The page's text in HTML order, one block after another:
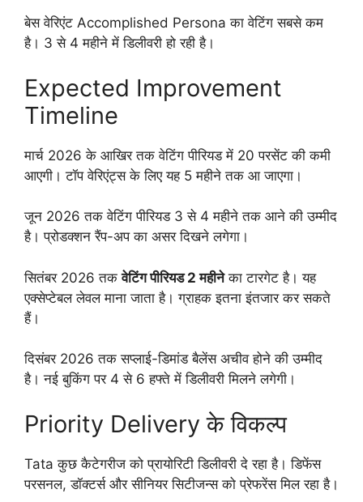
बेस वेरिएंट Accomplished Persona का वेटिंग सबसे कम
है। 3 से 4 महीने में डिलीवरी हो रही है।
Expected Improvement
Timeline
मार्च 2026 के आखिर तक वेटिंग पीरियड में 20 परसेंट की कमी
आएगी। टॉप वेरिएंट्स के लिए यह 5 महीने तक आ जाएगा।
जून 2026 तक वेटिंग पीरियड 3 से 4 महीने तक आने की उम्मीद
है। प्रोडक्शन रैंप-अप का असर दिखने लगेगा।
सितंबर 2026 तकवेटिंग पीरियड 2 महीनेका टारगेट है। यह
एक्सेप्टेबल लेवल माना जाता है। ग्राहक इतना इंतजार कर सकते
हैं।
दिसंबर 2026 तक सप्लाई-डिमांड बैलेंस अचीव होने की उम्मीद
है। नई बुकिंग पर 4 से 6 हफ्ते में डिलीवरी मिलने लगेगी।
Priority Delivery के विकल्प
Tata कुछ कैटेगरीज को प्रायोरिटी डिलीवरी दे रहा है। डिफेंस
परसनल, डॉक्टर्स और सीनियर सिटीजन्स को प्रेफरेंस मिल रहा है।